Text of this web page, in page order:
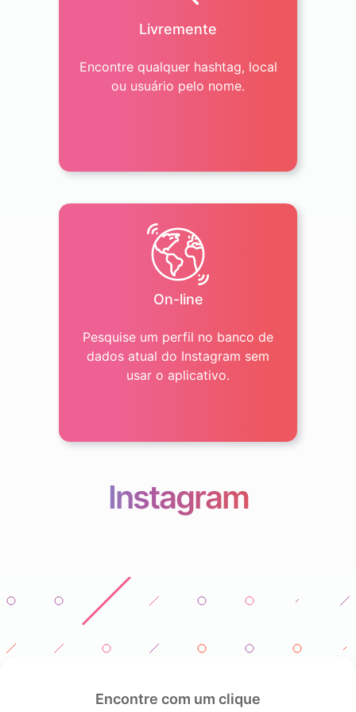
Livremente
Encontre qualquer hashtag, local
ou usuário pelo nome.
On-line
Pesquise um perfil no banco de
dados atual do Instagram sem
usar o aplicativo.
Instagram
Encontre com um clique